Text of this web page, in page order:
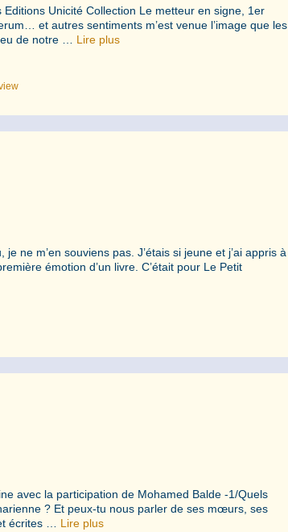
Unicité Collection Le metteur en signe, 1er
et autres sentiments m’est venue l’image que les
de notre … Lire plus
ne m’en souviens pas. J’étais si jeune et j’ai appris à
émotion d’un livre. C’était pour Le Petit
avec la participation de Mohamed Balde -1/Quels
? Et peux-tu nous parler de ses mœurs, ses
écrites … Lire plus